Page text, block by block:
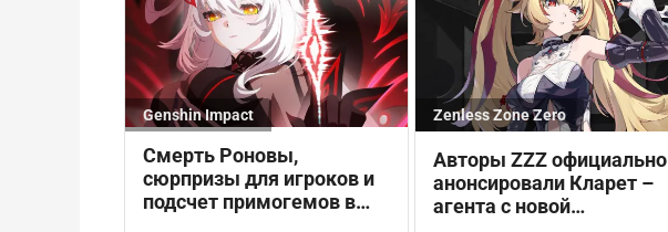
Genshin Impact
Смерть Роновы,
сюрпризы для игроков и
подсчет примогемов в
Zenless Zone Zero
Авторы ZZZ официально
анонсировали Кларет –
агента с новой